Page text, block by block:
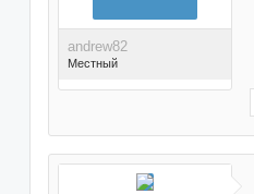
andrew82
Местный